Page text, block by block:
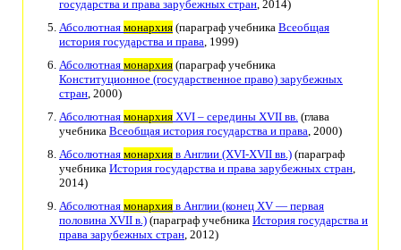
государства и права зарубежных стран, 2014)
Абсолютная монархия (параграф учебника Всеобщая
история государства и права, 1999)
Абсолютная монархия (параграф учебника
Конституционное (государственное право) зарубежных
стран, 2000)
Абсолютная монархия XVI – середины XVII вв. (глава
учебника Всеобщая история государства и права, 2000)
Абсолютная монархия в Англии (XVI-XVII вв.) (параграф
учебника История государства и права зарубежных стран,
2014)
Абсолютная монархия в Англии (конец XV — первая
половина XVII в.) (параграф учебника История государства и
права зарубежных стран, 2012)